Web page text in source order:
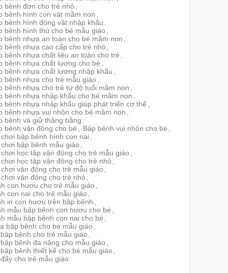
bênh đơn cho trẻ nhỏ ,
bênh hình con vật mầm non ,
bênh hình động vật nhập khẩu ,
bênh hình thú cho bé mẫu giáo ,
bênh nhựa an toàn cho bé mầm non ,
bênh nhựa cao cấp cho trẻ nhỏ ,
bênh nhựa chất liệu an toàn cho trẻ ,
bênh nhựa chất lượng cho bé ,
bênh nhựa chất lượng nhập khẩu ,
bênh nhựa cho trẻ mẫu giáo ,
bênh nhựa cho trẻ từ độ tuổi mầm non ,
bênh nhựa nhập khẩu cho bé mầm non ,
bênh nhựa nhập khẩu giúp phát triển cơ thể ,
bênh nhựa vui nhộn cho bé mầm non ,
bênh và giữ thăng bằng ,
bênh vận động cho bé , Bập bênh vui nhộn cho bé ,
bập bênh hình con nai ,
bập bênh mẫu giáo ,
học tập vận động cho trẻ mẫu giáo ,
học tập vận động cho trẻ nhỏ ,
vận động cho trẻ mẫu giáo ,
vận động cho trẻ nhỏ ,
con hươu cho trẻ mẫu giáo ,
con nai cho trẻ mẫu giáo ,
in con hươu trên bập bênh ,
mẫu bập bênh con hươu cho bé ,
mẫu bập bênh con nai cho bé ,
bập bênh cho bé mẫu giáo ,
bênh cho trẻ mẫu giáo ,
bênh đa năng cho mẫu giáo ,
bênh thiết kế cho bé mẫu giáo ,
cho trẻ mẫu giáo